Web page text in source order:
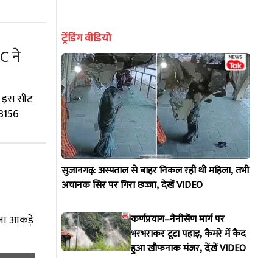
ने
सीट
आंकड़े
ट्रेंडिंग वीडियो
सुजानगढ़: अस्पताल से बाहर निकल रही थी महिला, तभी
अचानक सिर पर गिरा छज्जा, देखें VIDEO
कर्णप्रयाग–नैनीसैंण मार्ग पर
भरभराकर टूटा पहाड़, कैमरे में कैद
हुआ खौफनाक मंजर, देंखें VIDEO